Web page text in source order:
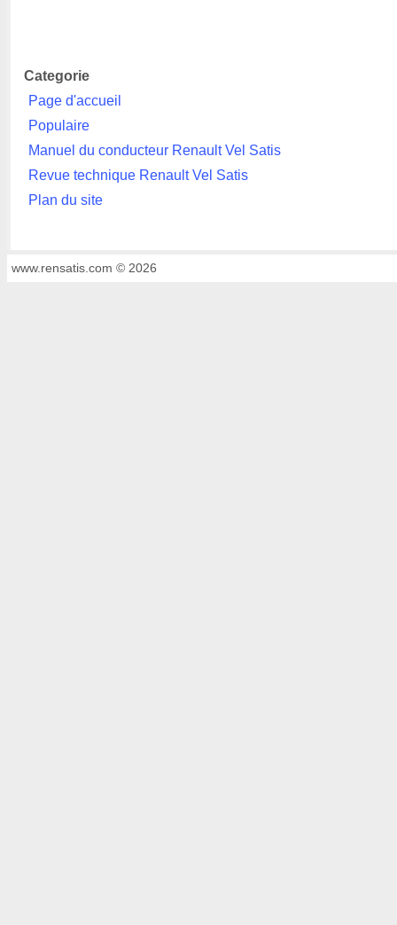
Categorie
Page d'accueil
Populaire
Manuel du conducteur Renault Vel Satis
Revue technique Renault Vel Satis
Plan du site
www.rensatis.com © 2026